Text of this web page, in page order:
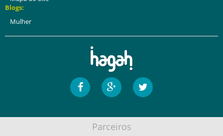
Blogs:
Mulher
Parceiros